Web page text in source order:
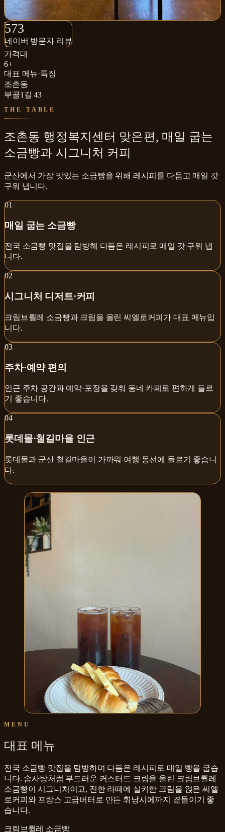
573
네이버 방문자 리뷰
573+
네이버 방문자 리뷰
₩
가격대
6+
대표 메뉴·특징
조촌동
부골1길 43
THE TABLE
조촌동 행정복지센터 맞은편, 매일 굽는
소금빵과 시그니처 커피
군산에서 가장 맛있는 소금빵을 위해 레시피를 다듬고 매일 갓
구워 냅니다.
01
매일 굽는 소금빵
전국 소금빵 맛집을 탐방해 다듬은 레시피로 매일 갓 구워 냅
니다.
02
시그니처 디저트·커피
크림브륄레 소금빵과 크림을 올린 씨엘로커피가 대표 메뉴입
니다.
03
주차·예약 편의
인근 주차 공간과 예약·포장을 갖춰 동네 카페로 편하게 들르
기 좋습니다.
04
롯데몰·철길마을 인근
롯데몰과 군산 철길마을이 가까워 여행 동선에 들르기 좋습니
다.
MENU
대표 메뉴
전국 소금빵 맛집을 탐방하며 다듬은 레시피로 매일 빵을 굽습
니다. 솜사탕처럼 부드러운 커스터드 크림을 올린 크림브륄레
소금빵이 시그니처이고, 진한 라떼에 실키한 크림을 얹은 씨엘
로커피와 프랑스 고급버터로 만든 휘낭시에까지 곁들이기 좋
습니다.
크림브륄레 소금빵